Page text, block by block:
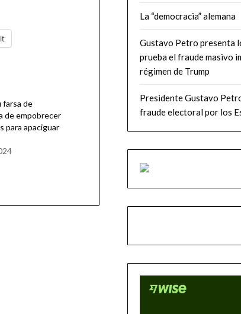
farsa de
de empobrecer
para apaciguar
La “democracia” alemana
Gustavo Petro presenta
prueba el fraude masivo
régimen de Trump
Presidente Gustavo
fraude electoral por los